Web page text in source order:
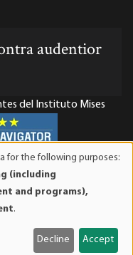
audentior
del Instituto Mises
fines de lucro 501(c)(3)
son deducibles de
permita la ley. ID Fiscal:
for the following purposes:
(including
and programs),
.
Decline Accept